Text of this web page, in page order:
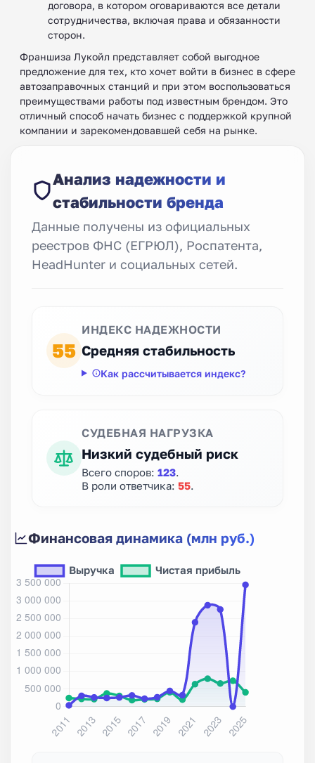
договора, в котором оговариваются все детали
сотрудничества, включая права и обязанности
сторон.
Франшиза Лукойл представляет собой выгодное
предложение для тех, кто хочет войти в бизнес в сфере
автозаправочных станций и при этом воспользоваться
преимуществами работы под известным брендом. Это
отличный способ начать бизнес с поддержкой крупной
компании и зарекомендовавшей себя на рынке.
Анализ надежности и
стабильности бренда
Данные получены из официальных
реестров ФНС (ЕГРЮЛ), Роспатента,
HeadHunter и социальных сетей.
55
ИНДЕКС НАДЕЖНОСТИ
Средняя стабильность
Как рассчитывается индекс?
СУДЕБНАЯ НАГРУЗКА
Низкий судебный риск
Всего споров: 123
В роли ответчика: 55
Финансовая динамика (млн руб.)